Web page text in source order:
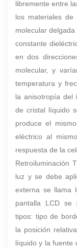
libremente entre
los materiales de
molecular
constante
en dos
molecular, y
temperatura y
la anisotropía del
de cristal líquido
produce el
eléctrico al
respuesta de la
Retroiluminación
luz y se debe
externa se llama
pantalla LCD se
tipos: tipo de
la posición
líquido y la fuente